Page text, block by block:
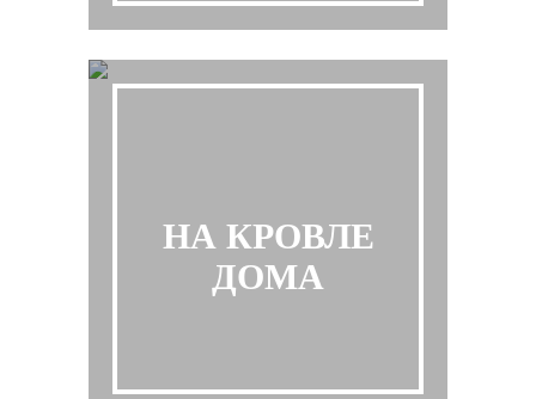
НА КРОВЛЕ
ДОМА